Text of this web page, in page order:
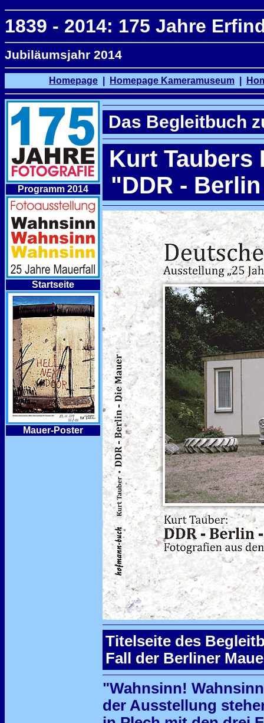
1839 - 2014: 175 Jahre
Jubiläumsjahr 2014
Homepage Homepage Kameramuseum
Programm 2014
Startseite
Mauer-Poster
Das Begleitbuch
Kurt Taubers
"DDR -
Titelseite des
Fall der Berliner
"Wahnsinn!
der Ausstellung